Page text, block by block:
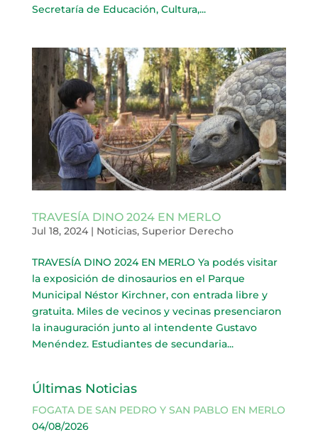
Secretaría de Educación, Cultura,...
TRAVESÍA DINO 2024 EN MERLO
Jul 18, 2024| Noticias, Superior Derecho
TRAVESÍA DINO 2024 EN MERLO Ya podés visitar
la exposición de dinosaurios en el Parque
Municipal Néstor Kirchner, con entrada libre y
gratuita. Miles de vecinos y vecinas presenciaron
la inauguración junto al intendente Gustavo
Menéndez. Estudiantes de secundaria...
Últimas Noticias
FOGATA DE SAN PEDRO Y SAN PABLO EN MERLO
04/08/2026